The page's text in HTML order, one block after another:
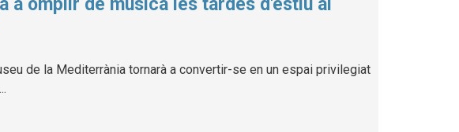
a omplir de música les tardes d'estiu al
de la Mediterrània tornarà a convertir-se en un espai privilegiat